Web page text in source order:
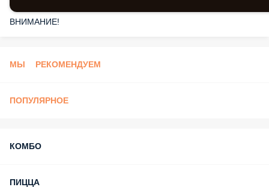
ВНИМАНИЕ!
МЫ РЕКОМЕНДУЕМ
ПОПУЛЯРНОЕ
КОМБО
ПИЦЦА